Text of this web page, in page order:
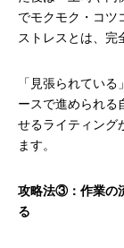
でモクモク・コツ
ストレスとは、完
「見張られてい
ースで進められる
せるライティング
ます。
攻略法③：作業の
る